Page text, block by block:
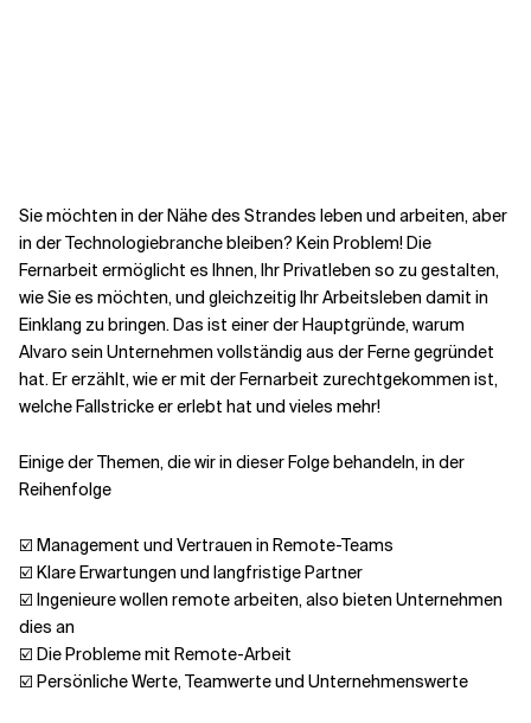
Verwandte Themen
Sie möchten in der Nähe des Strandes leben und arbeiten, aber
in der Technologiebranche bleiben? Kein Problem! Die
Fernarbeit ermöglicht es Ihnen, Ihr Privatleben so zu gestalten,
wie Sie es möchten, und gleichzeitig Ihr Arbeitsleben damit in
Einklang zu bringen. Das ist einer der Hauptgründe, warum
Alvaro sein Unternehmen vollständig aus der Ferne gegründet
hat. Er erzählt, wie er mit der Fernarbeit zurechtgekommen ist,
welche Fallstricke er erlebt hat und vieles mehr!
Einige der Themen, die wir in dieser Folge behandeln, in der
Reihenfolge
☑️ Management und Vertrauen in Remote-Teams
☑️ Klare Erwartungen und langfristige Partner
☑️ Ingenieure wollen remote arbeiten, also bieten Unternehmen
dies an
☑️ Die Probleme mit Remote-Arbeit
☑️ Persönliche Werte, Teamwerte und Unternehmenswerte